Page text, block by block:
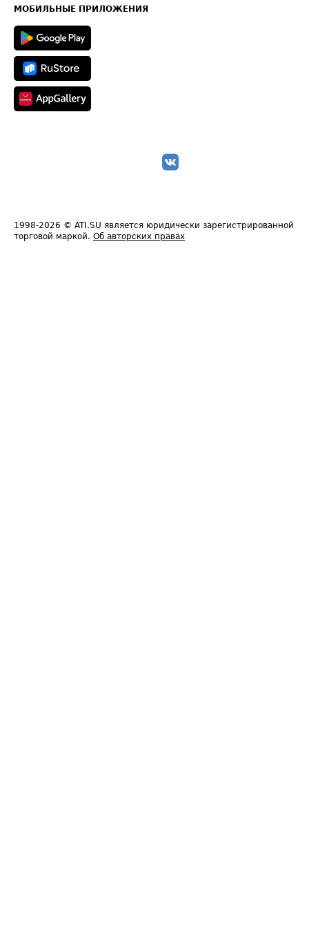
Техническая информация
МОБИЛЬНЫЕ ПРИЛОЖЕНИЯ
1998-2026 © ATI.SU является юридически зарегистрированной
торговой маркой. Об авторских правах